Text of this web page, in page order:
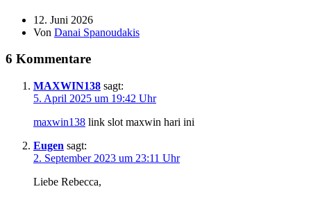
12. Juni 2026
Von Danai Spanoudakis
6 Kommentare
MAXWIN138 sagt:
5. April 2025 um 19:42 Uhr
maxwin138 link slot maxwin hari ini
Eugen sagt:
2. September 2023 um 23:11 Uhr
Liebe Rebecca,